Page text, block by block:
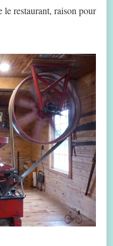
restaurant, raison pour